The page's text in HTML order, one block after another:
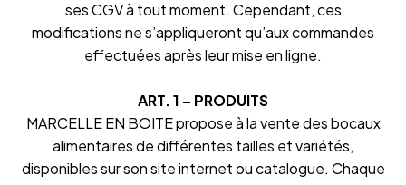
ses CGV à tout moment. Cependant, ces
modifications ne s’appliqueront qu’aux commandes
effectuées après leur mise en ligne.
ART. 1 – PRODUITS
MARCELLE EN BOITE propose à la vente des bocaux
alimentaires de différentes tailles et variétés,
disponibles sur son site internet ou catalogue. Chaque